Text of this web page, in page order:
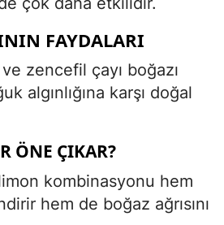
FAYDALARI
zencefil çayı boğazı
algınlığına karşı doğal
ÖNE ÇIKAR?
kombinasyonu hem
hem de boğaz ağrısını